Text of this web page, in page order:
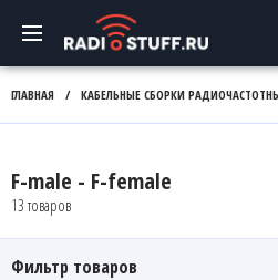
ГЛАВНАЯ / КАБЕЛЬНЫЕ СБОРКИ
F-male - F-female
13 товаров
Фильтр товаров